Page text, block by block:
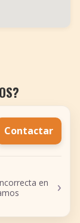
Contactar
en
›